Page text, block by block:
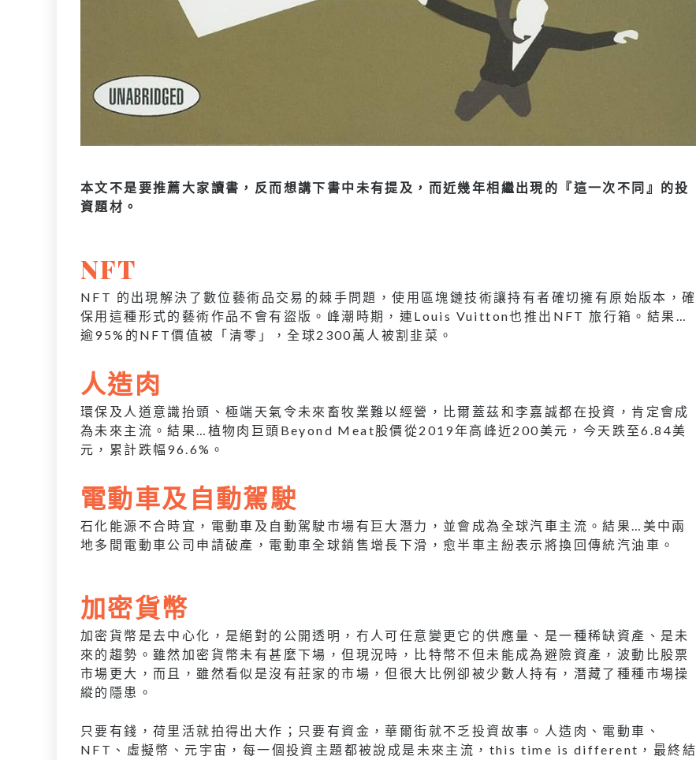
本文不是要推薦大家讀書，反而想講下書中未有提及，而近幾年相繼出現的『這一次不同』的投
資題材。
NFT
NFT 的出現解決了數位藝術品交易的棘手問題，使用區塊鏈技術讓持有者確切擁有原始版本，確
保用這種形式的藝術作品不會有盜版。峰潮時期，連Louis Vuitton也推出NFT 旅行箱。結果…
逾95%的NFT價值被「清零」，全球2300萬人被割韭菜。
人造肉
環保及人道意識抬頭、極端天氣令未來畜牧業難以經營，比爾蓋茲和李嘉誠都在投資，肯定會成
為未來主流。結果…植物肉巨頭Beyond Meat股價從2019年高峰近200美元，今天跌至6.84美
元，累計跌幅96.6%。
電動車及自動駕駛
石化能源不合時宜，電動車及自動駕駛市場有巨大潛力，並會成為全球汽車主流。結果…美中兩
地多間電動車公司申請破產，電動車全球銷售增長下滑，愈半車主紛表示將換回傳統汽油車。
加密貨幣
加密貨幣是去中心化，是絕對的公開透明，冇人可任意變更它的供應量、是一種稀缺資產、是未
來的趨勢。雖然加密貨幣未有甚麼下場，但現況時，比特幣不但未能成為避險資產，波動比股票
市場更大，而且，雖然看似是沒有莊家的市場，但很大比例卻被少數人持有，潛藏了種種市場操
縱的隱患。
只要有錢，荷里活就拍得出大作；只要有資金，華爾街就不乏投資故事。人造肉、電動車、
NFT、虛擬幣、元宇宙，每一個投資主題都被說成是未來主流，this time is different，最終結